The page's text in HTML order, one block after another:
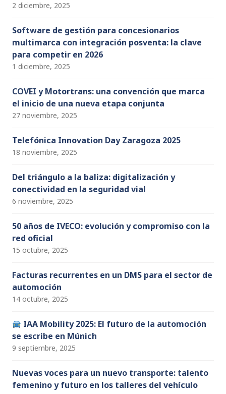
2 diciembre, 2025
Software de gestión para concesionarios
multimarca con integración posventa: la clave
para competir en 2026
1 diciembre, 2025
COVEI y Motortrans: una convención que marca
el inicio de una nueva etapa conjunta
27 noviembre, 2025
Telefónica Innovation Day Zaragoza 2025
18 noviembre, 2025
Del triángulo a la baliza: digitalización y
conectividad en la seguridad vial
6 noviembre, 2025
50 años de IVECO: evolución y compromiso con la
red oficial
15 octubre, 2025
Facturas recurrentes en un DMS para el sector de
automoción
14 octubre, 2025
IAA Mobility 2025: El futuro de la automoción
se escribe en Múnich
9 septiembre, 2025
Nuevas voces para un nuevo transporte: talento
femenino y futuro en los talleres del vehículo